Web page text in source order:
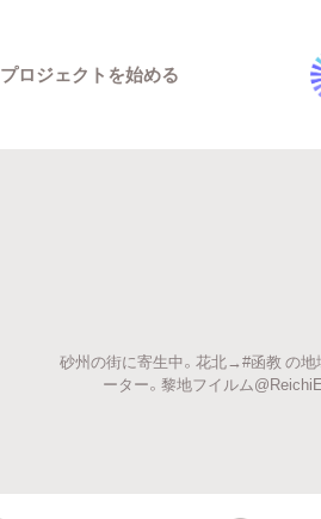
カテゴリーから探す タグから探
プロジェクトを始める
砂州の街に寄生中。花北→#函教 の
ーター。黎地フイルム